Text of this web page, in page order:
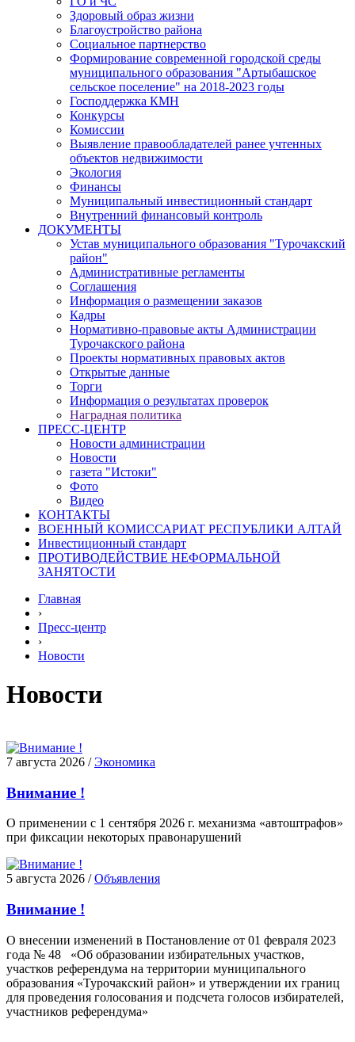
Здоровый образ жизни
Благоустройство района
Социальное партнерство
Формирование современной городской среды
муниципального образования "Артыбашское
сельское поселение" на 2018-2023 годы
Господдержка КМН
Конкурсы
Комиссии
Выявление правообладателей ранее учтенных
объектов недвижимости
Экология
Финансы
Муниципальный инвестиционный стандарт
Внутренний финансовый контроль
ДОКУМЕНТЫ
Устав муниципального образования "Турочакский
район"
Административные регламенты
Соглашения
Информация о размещении заказов
Кадры
Нормативно-правовые акты Администрации
Турочакского района
Проекты нормативных правовых актов
Открытые данные
Торги
Информация о результатах проверок
Наградная политика
ПРЕСС-ЦЕНТР
Новости администрации
Новости
газета "Истоки"
Фото
Видео
КОНТАКТЫ
ВОЕННЫЙ КОМИССАРИАТ РЕСПУБЛИКИ АЛТАЙ
Инвестиционный стандарт
ПРОТИВОДЕЙСТВИЕ НЕФОРМАЛЬНОЙ
ЗАНЯТОСТИ
Главная
›
Пресс-центр
›
Новости
Новости
7 августа 2026 /Экономика
Внимание !
О применении с 1 сентября 2026 г. механизма «автоштрафов»
при фиксации некоторых правонарушений
5 августа 2026 /Объявления
Внимание !
О внесении изменений в Постановление от 01 февраля 2023
года № 48 «Об образовании избирательных участков,
участков референдума на территории муниципального
образования «Турочакский район» и утверждении их границ
для проведения голосования и подсчета голосов избирателей,
участников референдума»